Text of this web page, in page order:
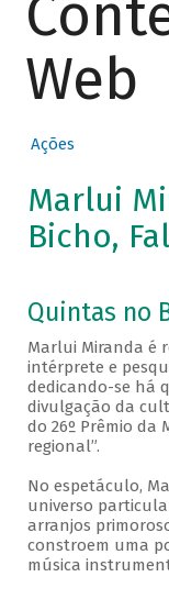
Web
Ações
Marlui
Bicho,
Quintas no
Marlui Miranda é
intérprete e
dedicando-se há
divulgação da
do 26º Prêmio da
regional”.
No espetáculo,
universo
arranjos
constroem uma
música